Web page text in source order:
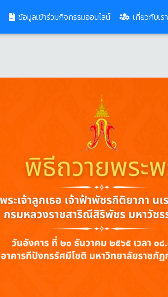
ข้อมูลเข้าร่วมกิจกรรมออนไลน์ เกี่ยวกับเรา